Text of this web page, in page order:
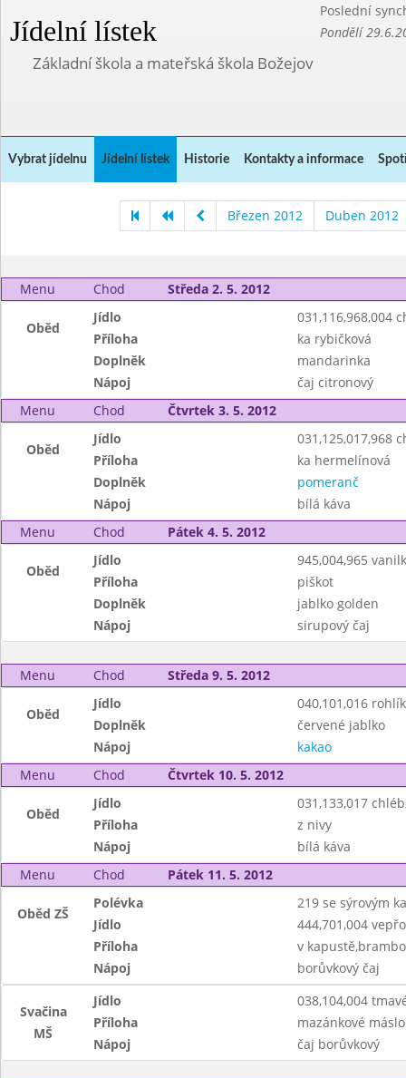
Jídelní lístek
Poslední
Pondělí
Základní škola a mateřská škola Božejov
Vybrat jídelnu Jídelní lístek Historie Kontakty a informace
Březen 2012 Duben 2012
Menu Chod Středa 2. 5. 2012
Oběd
Jídlo
031,116,968,004
Příloha
ka rybičková
Doplněk
mandarinka
Nápoj
čaj citronový
Menu
Chod Čtvrtek 3. 5. 2012
Oběd
Jídlo
031,125,017,968
Příloha
ka hermelínová
Doplněk
pomeranč
Nápoj
bílá káva
Menu
Chod Pátek 4. 5. 2012
Oběd
Jídlo
945,004,965
Příloha
piškot
Doplněk
jablko golden
Nápoj
sirupový čaj
Menu Chod Středa 9. 5. 2012
Oběd
Jídlo
040,101,016
Doplněk
červené jablko
Nápoj
kakao
Menu
Chod Čtvrtek 10. 5. 2012
Oběd
Jídlo
031,133,017
Příloha
z nivy
Nápoj
bílá káva
Menu
Chod Pátek 11. 5. 2012
Oběd ZŠ
Polévka
219 se sýrovým
Jídlo
444,701,004
Příloha
v
Nápoj
borůvkový čaj
Svačina
MŠ
Jídlo
038,104,004
Příloha
mazánkové máslo
Nápoj
čaj borůvkový